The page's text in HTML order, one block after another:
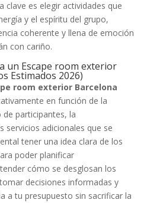
clave es elegir actividades que
y el espíritu del grupo,
coherente y llena de emoción
con cariño.
un Escape room exterior
Estimados 2026)
room exterior Barcelona
en función de la
participantes, la
servicios adicionales que se
tener una idea clara de los
poder planificar
cómo se desglosan los
decisiones informadas y
a tu presupuesto sin sacrificar la